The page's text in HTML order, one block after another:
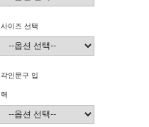
사이즈 선택
각인문구 입
력